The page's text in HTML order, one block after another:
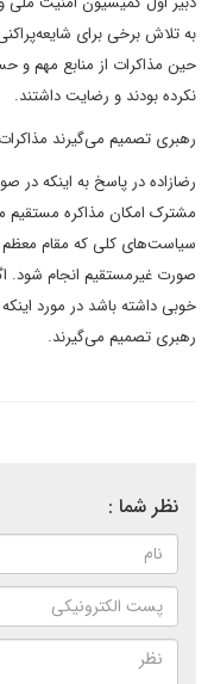
به تلاش برخی برای
حین مذاکرات از منابع مهم و
نکرده بودند و رضایت داشتند.
رهبری تصمیم می‌گیرند
رضازاده در پاسخ به اینکه در
مشترک امکان مذاکره مستقیم
سیاست‌های کلی که مقام معظم
صورت غیرمستقیم انجام شود.
خوبی داشته باشد در مورد
رهبری تصمیم می‌گیرند.
نظر شما :